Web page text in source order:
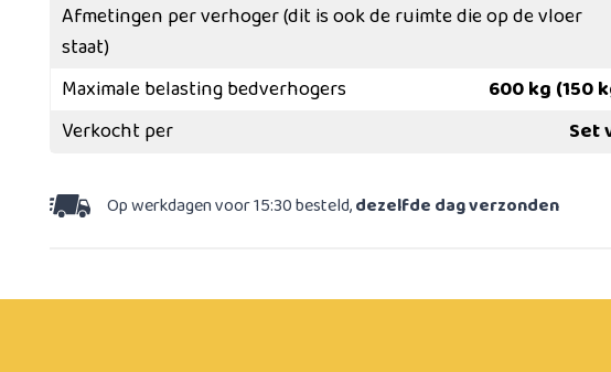
Afmetingen per verhoger (dit is ook de ruimte die op de vloer
staat)
Maximale belasting bedverhogers
600 kg (150
Verkocht per
Set
Op werkdagen voor 15:30 besteld,dezelfde dag verzonden